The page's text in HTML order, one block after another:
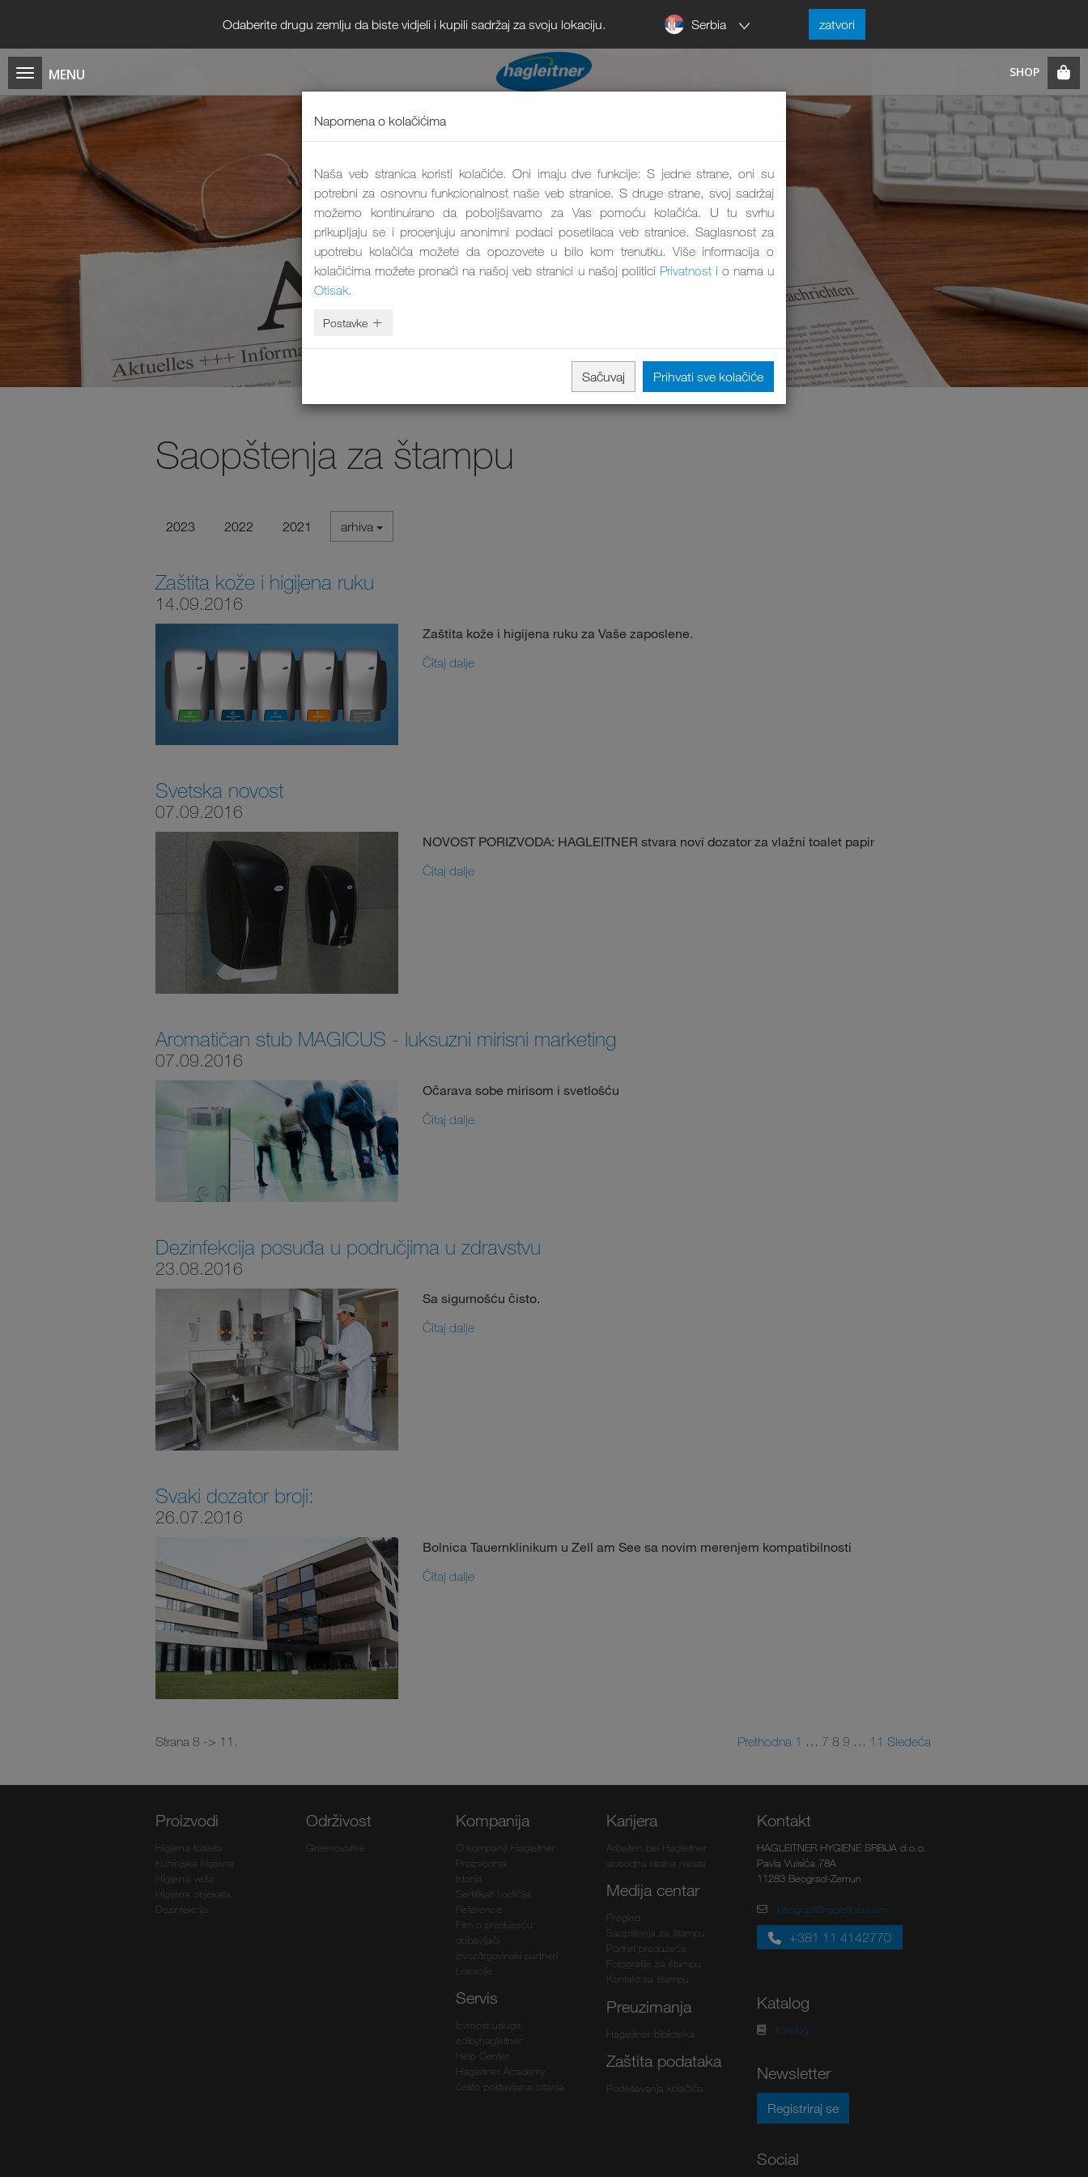
Odaberite drugu zemlju da biste vidjeli i kupili sadržaj za svoju lokaciju. Serbia zatvori
Saopštenja za štampu
2023 2022 2021 arhiva
Zaštita kože i higijena ruku
14.09.2016
Zaštita kože i higijena ruku za Vaše zaposlene.
Čitaj dalje
Svetska novost
07.09.2016
NOVOST PORIZVODA: HAGLEITNER stvara novi dozator za vlažni toalet papir
Čitaj dalje
Aromatičan stub MAGICUS - luksuzni mirisni marketing
07.09.2016
Očarava sobe mirisom i svetlošću
Čitaj dalje
Dezinfekcija posuđa u područjima u zdravstvu
23.08.2016
Sa sigurnošću čisto.
Čitaj dalje
Svaki dozator broji:
26.07.2016
Bolnica Tauernklinikum u Zell am See sa novim merenjem kompatibilnosti
Čitaj dalje
Strana 8 -> 11. Prethodna 1 … 7 8 9 … 11 Sledeća
Proizvodi
Higijena toaleta
Kuhinjska higijena
Higijena veša
Higijena objekata
Dezinfekcija
Održivost
Greenovative
Kompanija
O kompaniji Hagleitner
Proizvodnja
Istorija
Sertifikati i odličjia
Reference
Film o preduzeću
dobavljači
izvoz/trgovinski partneri
Lokacije
Servis
Izvrnost usluge
edibyhagleitner
Help Center
Hagleitner Academy
često postavljana pitanja
Karijera
Arbeiten bei Hagleitner
slobodna radna mesta
Medija centar
Pregled
Saopštenja za štampu
Portret preduzeća
Fotografije za štampu
Kontakt za štampu
Preuzimanja
Hagleitner biblioteka
Zaštita podataka
Podešavanja kolačića
Kontakt
HAGLEITNER HYGIENE SRBIJA d.o.o.
Pavla Vuisića 78A
11283 Beograd-Zemun
beograd@hagleitner.com
+381 11 4142770
Katalog
Katalog
Newsletter
Registriraj se
Social
Napomena o kolačićima
Naša veb stranica koristi kolačiće. Oni imaju dve funkcije: S jedne strane, oni su
potrebni za osnovnu funkcionalnost naše veb stranice. S druge strane, svoj sadržaj
možemo kontinuirano da poboljšavamo za Vas pomoću kolačića. U tu svrhu
prikupljaju se i procenjuju anonimni podaci posetilaca veb stranice. Saglasnost za
upotrebu kolačića možete da opozovete u bilo kom trenutku. Više informacija o
kolačićima možete pronaći na našoj veb stranici u našoj politici Privatnosti o nama u
Otisak.
Postavke
Sačuvaj Prihvati sve kolačiće